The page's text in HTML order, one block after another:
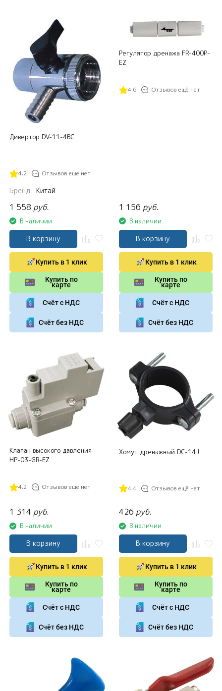
Дивертор DV-11-4BC
4.2 Отзывов ещё нет
Бренд: Китай
1 558 руб.
В наличии
В корзину
Купить в 1 клик
Купить по
карте
Счёт с НДС
Счёт без НДС
Регулятор дренажа FR-400P-
EZ
4.6 Отзывов ещё нет
1 156 руб.
В наличии
В корзину
Купить в 1 клик
Купить по
карте
Счёт с НДС
Счёт без НДС
Клапан высокого давления
HP-03-GR-EZ
4.2 Отзывов ещё нет
1 314 руб.
В наличии
В корзину
Купить в 1 клик
Купить по
карте
Счёт с НДС
Счёт без НДС
Хомут дренажный DC-14J
4.4 Отзывов ещё нет
426 руб.
В наличии
В корзину
Купить в 1 клик
Купить по
карте
Счёт с НДС
Счёт без НДС